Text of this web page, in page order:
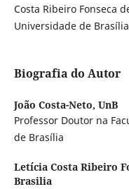
Costa Ribeiro Fonseca
Universidade de
Biografia do Autor
João Costa-Neto, UnB
Professor Doutor na
de Brasília
Letícia Costa Ribeiro
Brasilia